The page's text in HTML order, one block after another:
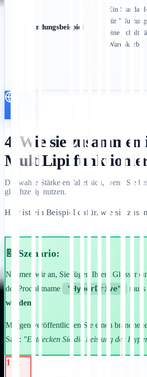
Anwendungsbeispiel
Ein
für
eine
Warenkorb".
4. Wie sie zusammen
MultiLipi
Die wahre Stärke entfaltet sich, wenn Sie
gleichzeitig nutzen.
Hier ist ein Beispiel dafür, wie sie
📝 Szenario:
Nehmen wir an, Sie fügen Ihrem Glossar
der Produktname
"HyperDrive" muss
werden
Morgen veröffentlichen Sie einen
Satz: "Entdecken Sie die Leistung des
1